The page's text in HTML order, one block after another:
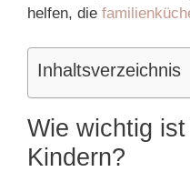
helfen, die
Inhaltsverzeichnis
Wie wichtig
Kindern?